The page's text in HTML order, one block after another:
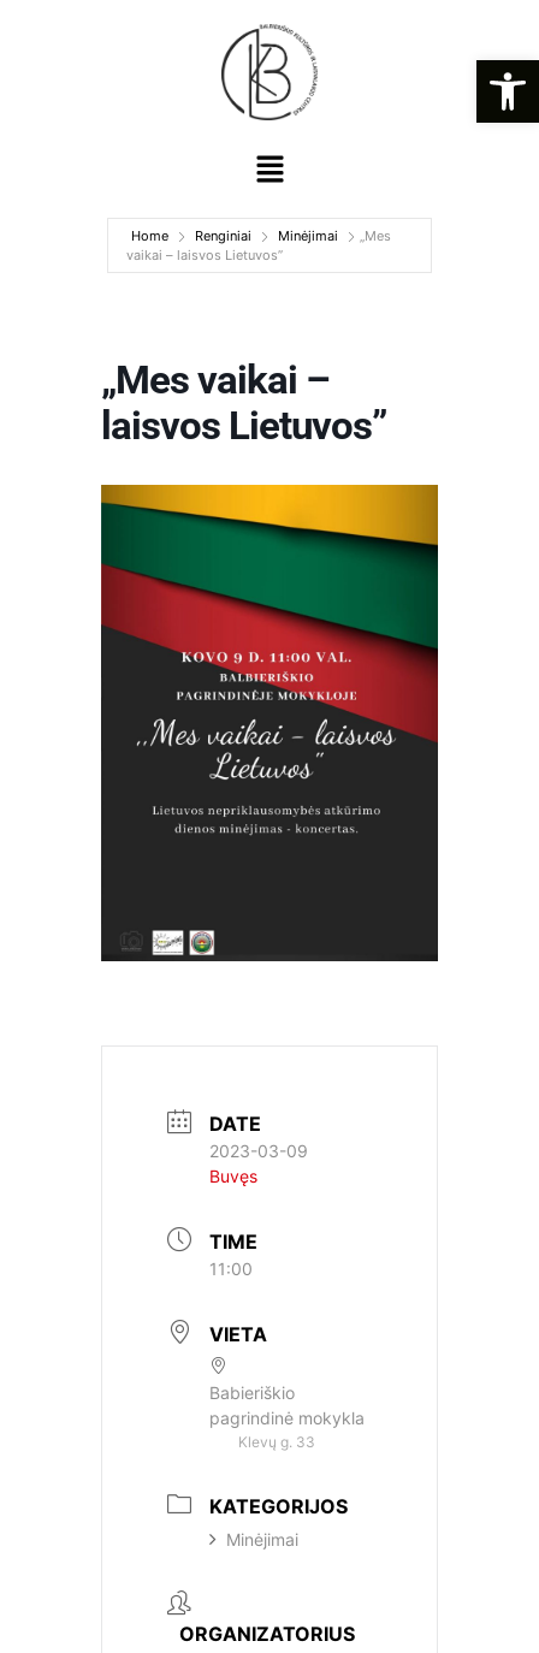
Home Renginiai Minėjimai
„Mes
vaikai – laisvos Lietuvos”
„Mes vaikai –
laisvos Lietuvos”
DATE
2023-03-09
Buvęs
TIME
11:00
VIETA
Babieriškio
pagrindinė mokykla
Klevų g. 33
KATEGORIJOS
Minėjimai
ORGANIZATORIUS